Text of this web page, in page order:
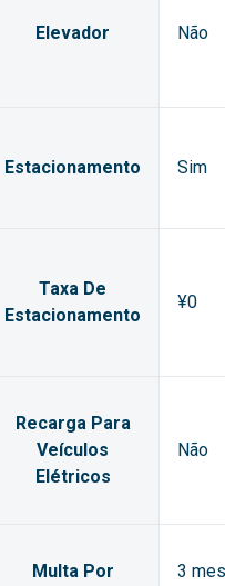
Elevador Não
Estacionamento Sim
Taxa De
Estacionamento
¥0
Recarga Para
Veículos
Elétricos
Não
Multa Por
3